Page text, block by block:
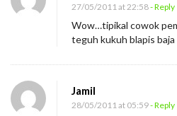
27/05/2011 at 22:58- Reply
Wow…tipikal cowok
teguh kukuh blapis
Jamil
28/05/2011 at 05:59- Reply